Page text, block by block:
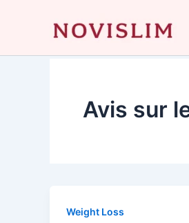
Avis sur
Weight Loss